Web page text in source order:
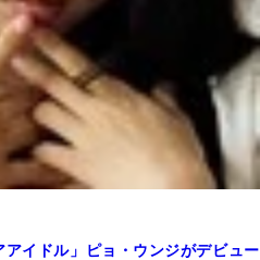
アイドル」ピョ・ウンジがデビュー